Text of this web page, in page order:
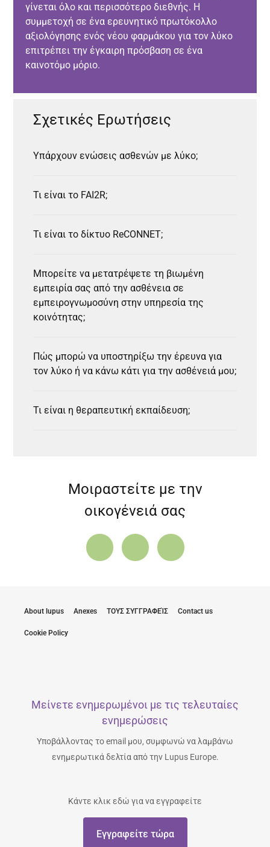
γίνεται όλο και περισσότερο διεθνής. Η
συμμετοχή σε ένα ερευνητικό πρωτόκολλο
αξιολόγησης ενός νέου φαρμάκου για τον λύκο
επιτρέπει την έγκαιρη πρόσβαση σε ένα
καινοτόμο μόριο.
Σχετικές Ερωτήσεις
Υπάρχουν ενώσεις ασθενών με λύκο;
Τι είναι το FAI2R;
Τι είναι το δίκτυο ReCONNET;
Μπορείτε να μετατρέψετε τη βιωμένη
εμπειρία σας από την ασθένεια σε
εμπειρογνωμοσύνη στην υπηρεσία της
κοινότητας;
Πώς μπορώ να υποστηρίξω την έρευνα για
τον λύκο ή να κάνω κάτι για την ασθένειά μου;
Τι είναι η θεραπευτική εκπαίδευση;
Μοιραστείτε με την
οικογένειά σας
About lupus Anexes ΤΟΥΣ ΣΥΓΓΡΑΦΕΊΣ Contact us
Cookie Policy
Μείνετε ενημερωμένοι με τις τελευταίες
ενημερώσεις
Υποβάλλοντας το email μου, συμφωνώ να λαμβάνω
ενημερωτικά δελτία από την Lupus Europe.
Κάντε κλικ εδώ για να εγγραφείτε
Εγγραφείτε τώρα